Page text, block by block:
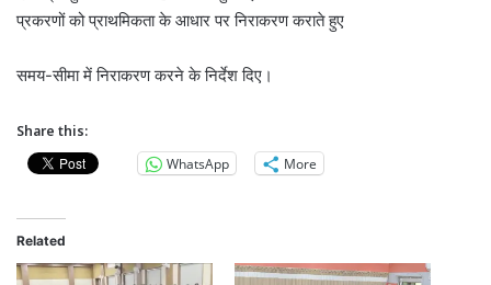
प्रकरणों को प्राथमिकता के आधार पर निराकरण कराते हुए
समय-सीमा में निराकरण करने के निर्देश दिए।
Share this:
WhatsApp
More
Related